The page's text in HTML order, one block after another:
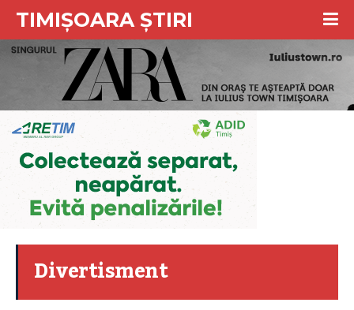
TIMIȘOARA ȘTIRI
Divertisment